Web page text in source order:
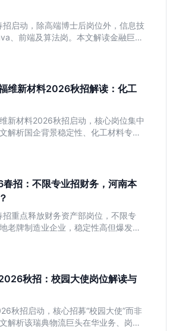
启动，除高端博士后岗位外，信息技
、前端及算法岗。本文解读金融巨头
术岗需求与投递价值，助你快速判断
维新材料2026秋招解读：化工
新材料2026秋招启动，核心岗位集中
解析国企背景稳定性、化工材料专业
限制，助理工科生判断是否值得投
招：不限专业招财务，河南本
重点释放财务资产部岗位，不限专
老牌制造业企业，稳定性高但爆发涨
在本地积累工业场景经验的应届生。
秋招：校园大使岗位解读与
秋招启动，核心招募“校园大使”而非
解析该瑞典物流巨头在华业务、岗位